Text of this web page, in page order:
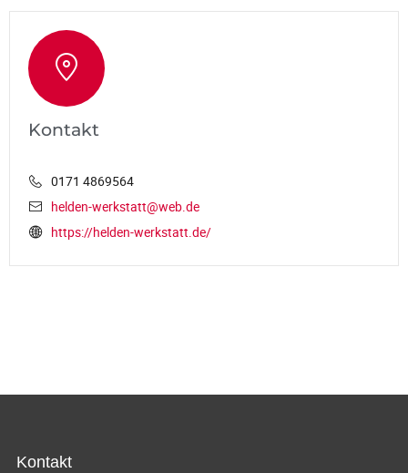
Kontakt
0171 4869564
helden-werkstatt@web.de
https://helden-werkstatt.de/
Kontakt